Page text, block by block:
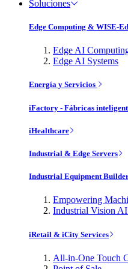
Soluciones
Edge Computing & WISE-
Edge AI
Edge AI Systems
Energía y Servicios
iFactory - Fábricas
iHealthcare
Industrial & Edge Servers
Industrial Equipment
Empowering
Industrial Vision
iRetail & iCity Services
All-in-One Touch